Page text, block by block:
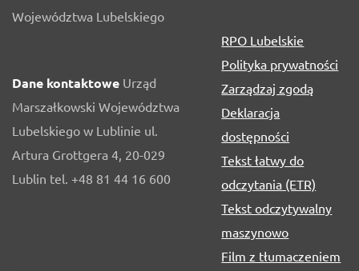
Województwa Lubelskiego
Dane kontaktowe Urząd
Marszałkowski Województwa
Lubelskiego w Lublinie ul.
Artura Grottgera 4, 20-029
Lublin tel. +48 81 44 16 600
RPO Lubelskie
Polityka prywatności
Zarządzaj zgodą
Deklaracja
dostępności
Tekst łatwy do
odczytania (ETR)
Tekst odczytywalny
maszynowo
Film z tłumaczeniem